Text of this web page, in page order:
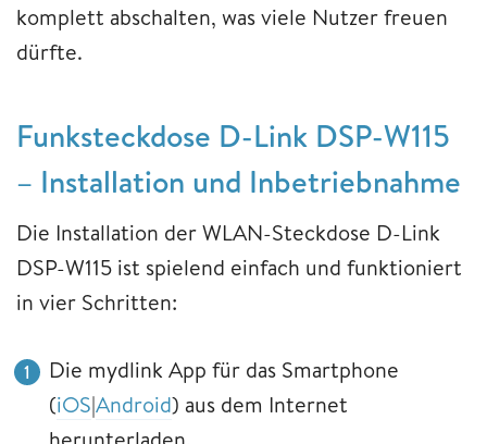
komplett abschalten, was viele Nutzer freuen
dürfte.
Funksteckdose D-Link DSP-W115
– Installation und Inbetriebnahme
Die Installation der WLAN-Steckdose D-Link
DSP-W115 ist spielend einfach und funktioniert
in vier Schritten:
Die mydlink App für das Smartphone
(iOS|Android) aus dem Internet